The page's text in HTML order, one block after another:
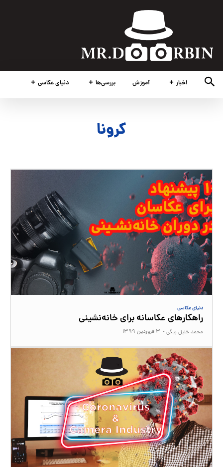
دنیای عکاسی بررسی‌ها آموزش اخبار
کرونا
دنیای عکاسی
راهکارهای عکاسانه برای خانه‌نشینی
محمد خلیل بیگی - ۳ فروردین ۱۳۹۹